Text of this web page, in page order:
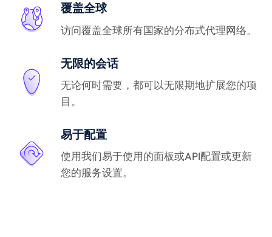
覆盖全球
访问覆盖全球所有国家的分布式代理网络。
无限的会话
无论何时需要，都可以无限期地扩展您的项
目。
易于配置
使用我们易于使用的面板或API配置或更新
您的服务设置。